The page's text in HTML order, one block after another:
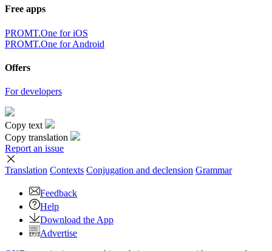
Free apps
PROMT.One for iOS
PROMT.One for Android
Offers
For developers
Copy text
Copy translation
Report an issue
Translation Contexts Conjugation and declension Grammar
Feedback
Help
Download the App
Advertise